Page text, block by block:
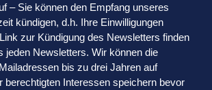
– Sie können den Empfang unseres
kündigen, d.h. Ihre Einwilligungen
zur Kündigung des Newsletters finden
jeden Newsletters. Wir können die
bis zu drei Jahren auf
berechtigten Interessen speichern bevor